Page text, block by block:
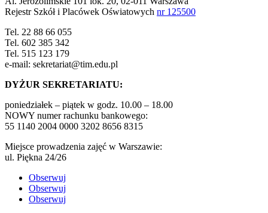
Rejestr Szkół i Placówek Oświatowych nr 125500
Tel. 22 88 66 055
Tel. 602 385 342
Tel. 515 123 179
e-mail: sekretariat@tim.edu.pl
DYŻUR SEKRETARIATU:
poniedziałek – piątek w godz. 10.00 – 18.00
NOWY numer rachunku bankowego:
55 1140 2004 0000 3202 8656 8315
Miejsce prowadzenia zajęć w Warszawie:
ul. Piękna 24/26
Obserwuj
Obserwuj
Obserwuj